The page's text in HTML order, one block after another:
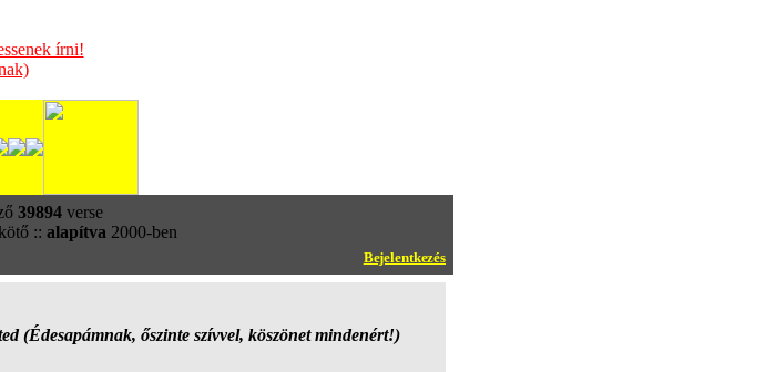
írni!
39894verse
:: alapítva 2000-ben
Bejelentkezés
(Édesapámnak, őszinte szívvel, köszönet mindenért!)